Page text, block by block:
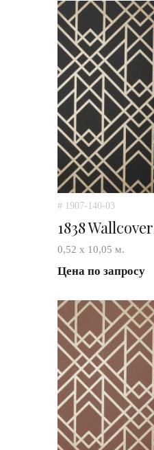
# 1907-140-03
1838
0,52 х 10,05 м.
Цена по запросу